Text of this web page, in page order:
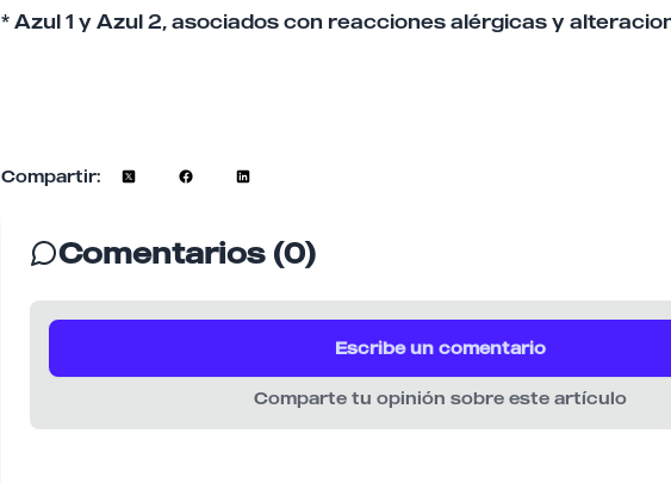
* Azul 1 y Azul 2, asociados con reacciones alérgicas y
Compartir:
Comentarios (0)
Escribe un comentario
Comparte tu opinión sobre este artículo